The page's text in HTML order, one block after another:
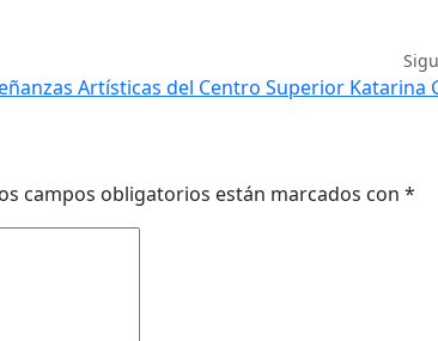
Artísticas del Centro Superior Katarina
campos obligatorios están marcados con *